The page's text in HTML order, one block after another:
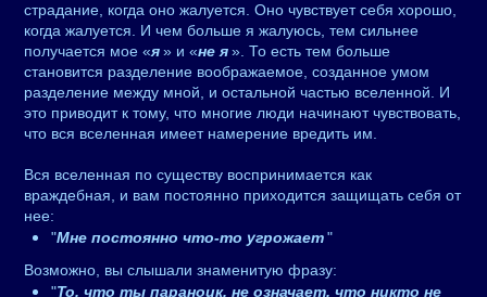
страдание, когда оно жалуется. Оно чувствует себя хорошо,
когда жалуется. И чем больше я жалуюсь, тем сильнее
получается мое «я» и «не я». То есть тем больше
становится разделение воображаемое, созданное умом
разделение между мной, и остальной частью вселенной. И
это приводит к тому, что многие люди начинают чувствовать,
что вся вселенная имеет намерение вредить им.
Вся вселенная по существу воспринимается как
враждебная, и вам постоянно приходится защищать себя от
нее:
"Мне постоянно что-то угрожает"
Возможно, вы слышали знаменитую фразу:
"То, что ты параноик, не означает, что никто не